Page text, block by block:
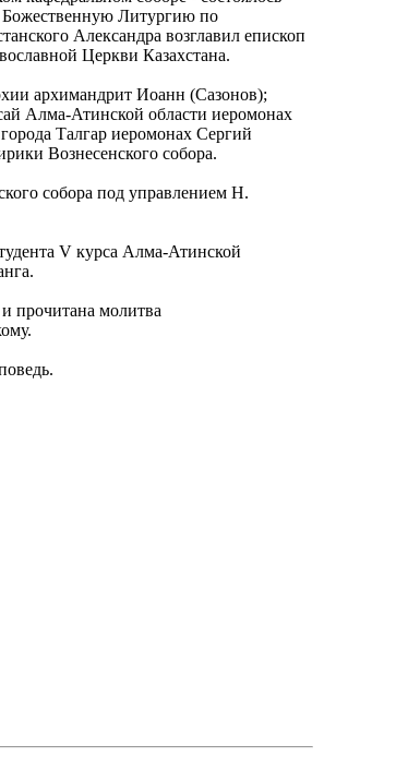
Божественную Литургию по
Александра возглавил епископ
Церкви Казахстана.
архимандрит Иоанн (Сазонов);
Алма-Атинской области иеромонах
Талгар иеромонах Сергий
Вознесенского собора.
собора под управлением Н.
V курса Алма-Атинской
прочитана молитва